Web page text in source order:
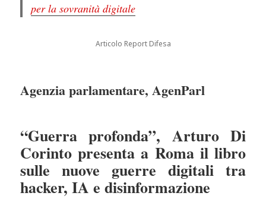
per la sovranità digitale
Articolo Report Difesa
Agenzia parlamentare, AgenParl
“Guerra profonda”, Arturo Di
Corinto presenta a Roma il libro
sulle nuove guerre digitali tra
hacker, IA e disinformazione